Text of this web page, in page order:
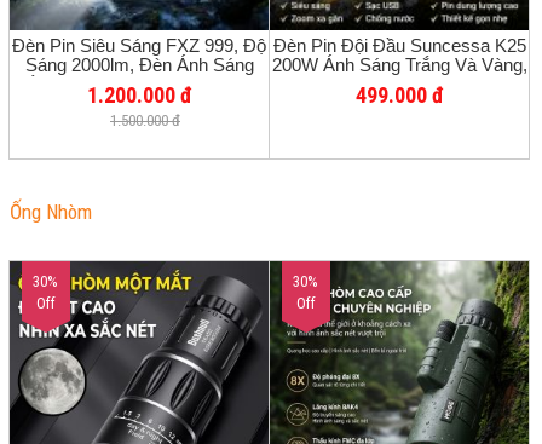
Đèn Pin Siêu Sáng FXZ 999, Độ
Sáng 2000lm, Đèn Ánh Sáng
Trắng, Đa Chức Năng, Chiếu Xa
5000m
1.200.000 đ
1.500.000 đ
Đèn Pin Đội Đầu Suncessa K25
200W Ánh Sáng Trắng Và Vàng,
Pin Trâu 20 Giờ, Chống Nước
Câu Cá Đi Rừng
499.000 đ
Ống Nhòm
30%
Off
30%
Off